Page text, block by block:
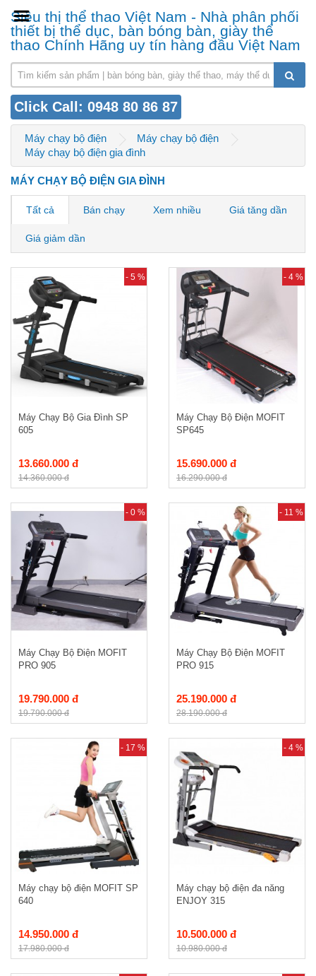
Siêu thị thể thao Việt Nam - Nhà phân phối
thiết bị thể dục, bàn bóng bàn, giày thể
thao Chính Hãng uy tín hàng đầu Việt Nam
Click Call: 0948 80 86 87
Máy chạy bộ điện
Máy chạy bộ điện
Máy chạy bộ điện gia đình
MÁY CHẠY BỘ ĐIỆN GIA ĐÌNH
Tất cả Bán chạy Xem nhiều Giá tăng dần
Giá giảm dần
- 5 %
Máy Chạy Bộ Gia Đình SP
605
13.660.000 đ
14.360.000 đ
- 4 %
Máy Chạy Bộ Điện MOFIT
SP645
15.690.000 đ
16.290.000 đ
- 0 %
Máy Chạy Bộ Điện MOFIT
PRO 905
19.790.000 đ
19.790.000 đ
- 11 %
Máy Chạy Bộ Điện MOFIT
PRO 915
25.190.000 đ
28.190.000 đ
- 17 %
Máy chạy bộ điện MOFIT SP
640
14.950.000 đ
17.980.000 đ
- 4 %
Máy chạy bộ điện đa năng
ENJOY 315
10.500.000 đ
10.980.000 đ